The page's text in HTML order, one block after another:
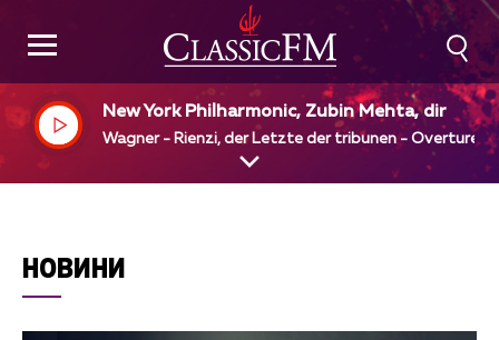
New York Philharmonic, Zubin Mehta, dir
Wagner - Rienzi, der Letzte der tribunen - Overture
НОВИНИ